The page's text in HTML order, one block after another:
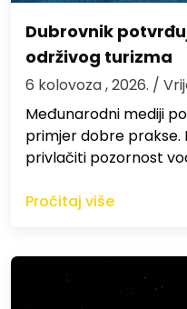
Dubrovnik
održivog turizma
6 kolovoza , 2026. /
Međunarodni mediji
primjer dobre prakse.
privlačiti pozornost
Pročitaj više